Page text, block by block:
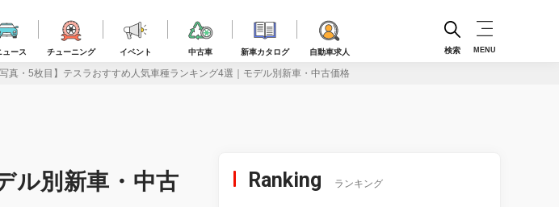
ュース チューニング イベント 中古車 新車カタログ 自動車求人 検索 MENU
写真・5枚目】テスラおすすめ人気車種ランキング4選｜モデル別新車・中古価格
ル別新車・中古
Ranking ランキング